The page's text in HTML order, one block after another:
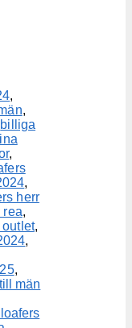
,
,
billiga
,
,
herr
rea,
outlet,
,
,
män